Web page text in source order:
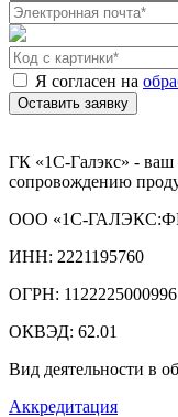
Я согласен на
Оставить заявку
ГК «1С-Галэкс» -
сопровождению
ООО «1С-
ИНН: 2221195760
ОГРН: 1122225000996
ОКВЭД: 62.01
Вид деятельности в
Аккредитация